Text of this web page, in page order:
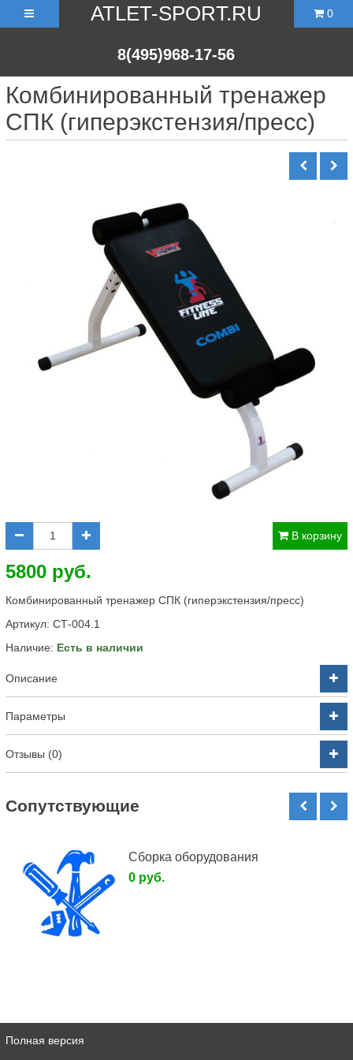
ATLET-SPORT.RU
8(495)968-17-56
0
Комбинированный тренажер
СПК (гиперэкстензия/пресс)
В корзину
5800 руб.
Комбинированный тренажер СПК (гиперэкстензия/пресс)
Артикул: СТ-004.1
Наличие: Есть в наличии
Описание
Параметры
Отзывы (0)
Cопутствующие
Сборка оборудования
0 руб.
Полная версия